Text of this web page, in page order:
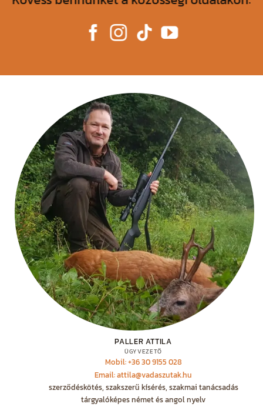
PALLER ATTILA
ÜGYVEZETŐ
Mobil: +36 30 9155 028
Email: attila@vadaszutak.hu
szerződéskötés, szakszerű kísérés, szakmai tanácsadás
tárgyalóképes német és angol nyelv